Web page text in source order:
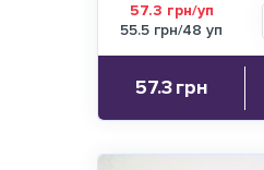
57.3 грн/уп
55.5 грн/48 уп
57.3 грн